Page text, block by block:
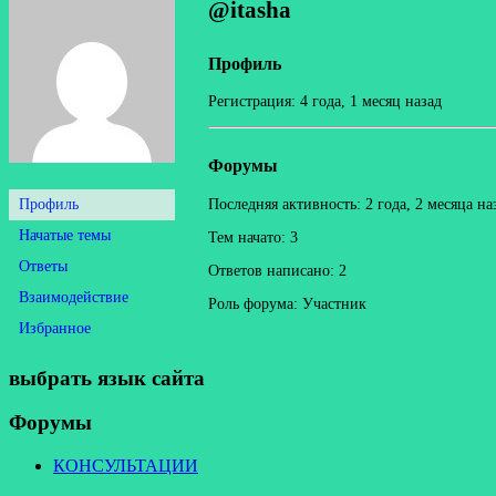
Профиль
Начатые темы
Ответы
Взаимодействие
Избранное
@itasha
Профиль
Регистрация: 4 года, 1 месяц назад
Форумы
Последняя активность: 2 года, 2 месяца
Тем начато: 3
Ответов написано: 2
Роль форума: Участник
выбрать язык сайта
Форумы
КОНСУЛЬТАЦИИ